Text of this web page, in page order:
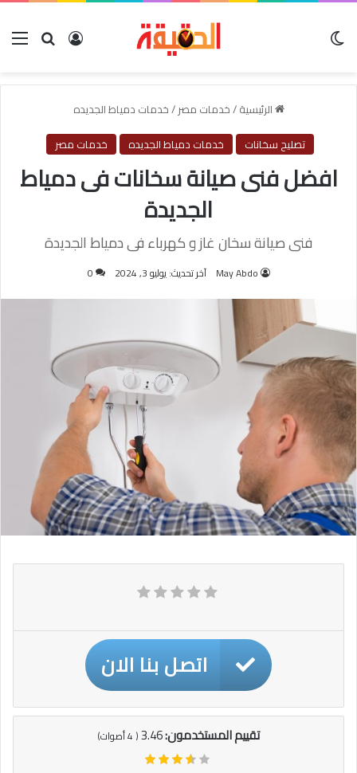
بحث عنتسجيل
الرئيسية/خدمات مصر/خدمات دمياط الجديده
تصليح سخانات
خدمات دمياط الجديده خدمات مصر
افضل فنى صيانة سخانات فى دمياط
الجديدة
فنى صيانة سخان غاز و كهرباء فى دمياط الجديدة
May Abdo آخر تحديث: يوليو 3, 2024 0
اتصل بنا الان
تقييم المستخدمون:3.46
(
4أصوات)